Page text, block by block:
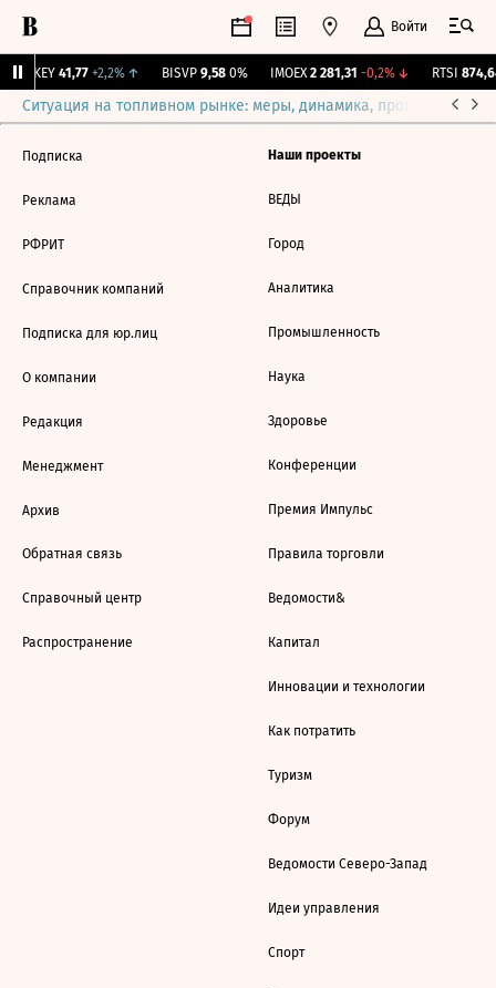
Войти
OKEY 41,77 +2,2%↑ BISVP 9,58 0% IMOEX 2 281,31 -0,2%↓ RTSI 874,64
Ситуация на топливном рынке: меры, динамика, прогнозы
Подписка
Реклама
РФРИТ
Справочник компаний
Подписка для юр.лиц
О компании
Редакция
Менеджмент
Архив
Обратная связь
Справочный центр
Распространение
Наши проекты
ВЕДЫ
Город
Аналитика
Промышленность
Наука
Здоровье
Конференции
Премия Импульс
Правила торговли
Ведомости&
Капитал
Инновации и технологии
Как потратить
Туризм
Форум
Ведомости Северо-Запад
Идеи управления
Спорт